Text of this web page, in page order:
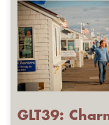
GLT39: